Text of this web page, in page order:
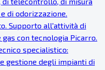
di odorizzazione.
Supporto all'attività di
con tecnologia Picarro.
specialistico:
gestione degli impianti di